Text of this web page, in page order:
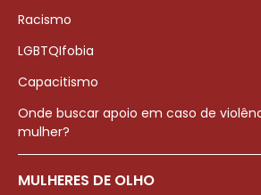
Racismo
LGBTQIfobia
Capacitismo
Onde buscar apoio em caso de
mulher?
MULHERES DE OLHO